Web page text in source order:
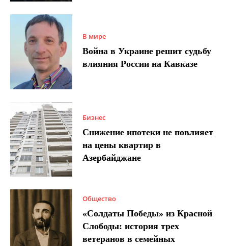
В мире
Война в Украине решит судьбу
влияния России на Кавказе
Бизнес
Снижение ипотеки не повлияет
на цены квартир в
Азербайджане
Общество
«Солдаты Победы» из Красной
Слободы: история трех
ветеранов в семейных